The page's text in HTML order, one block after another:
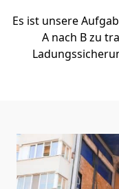
Es ist unsere
A nach B zu